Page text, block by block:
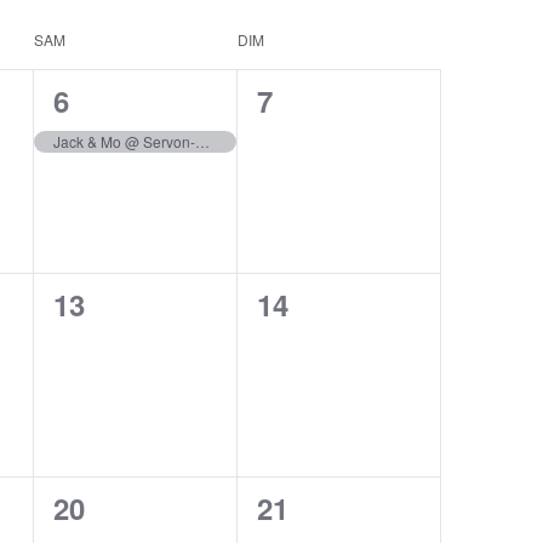
SAM DIM
1
évènement,
6
0
7
0
13
0
14
0
20
0
21